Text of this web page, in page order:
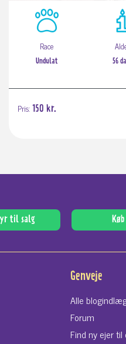
Race
Undulat 56
Pris: 150 kr.
til salg
Genveje
Alle
Forum
Find ny ejer